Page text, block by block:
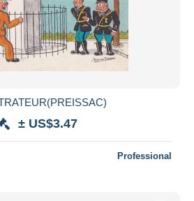
± US$3.47
Professional